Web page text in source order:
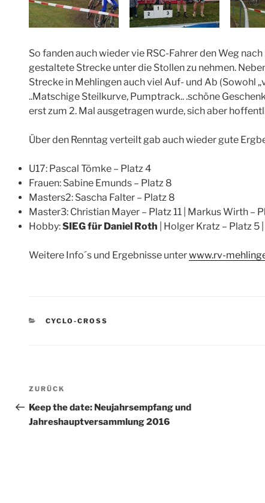
So fanden auch wieder vie RSC-Fahrer den Weg
gestaltete Strecke unter die Stollen zu nehmen.
Strecke in Mehlingen auch viel Auf- und Ab (Sowohl
..Matschige Steilkurve, Pumptrack.. .schöne
erst zum 2. Mal ausgetragen wurde, sich aber
Über den Renntag verteilt gab auch wieder gute
U17: Pascal Tömke – Platz 4
Frauen: Sabine Emunds – Platz 8
Masters2: Sascha Falter – Platz 8
Master3: Christian Mayer – Platz 11 | Markus Wirth –
Hobby:SIEG für Daniel Roth | Holger Kratz – Platz 5
Weitere Info´s und Ergebnisse unterwww.rv-
KATEGORIEN
CYCLO-CROSS
Beitragsnavigation
Vorheriger
Beitrag
ZURÜCK
Keep the date: Neujahrsempfang und
Jahreshauptversammlung 2016